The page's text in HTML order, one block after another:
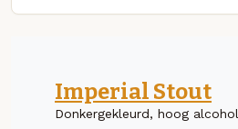
Imperial Stout
Donkergekleurd, hoog alcohol